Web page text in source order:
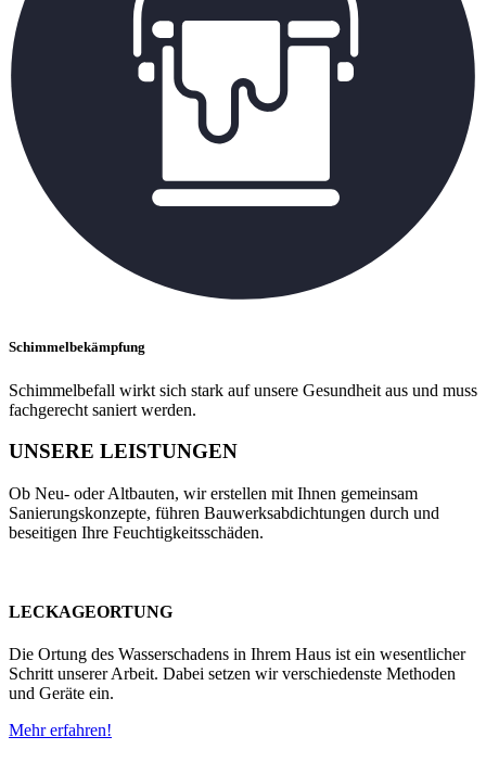
Schimmelbekämpfung
Schimmelbefall wirkt sich stark auf unsere Gesundheit aus und muss
fachgerecht saniert werden.
UNSERE LEISTUNGEN
Ob Neu- oder Altbauten, wir erstellen mit Ihnen gemeinsam
Sanierungskonzepte, führen Bauwerksabdichtungen durch und
beseitigen Ihre Feuchtigkeitsschäden.
LECKAGEORTUNG
Die Ortung des Wasserschadens in Ihrem Haus ist ein wesentlicher
Schritt unserer Arbeit. Dabei setzen wir verschiedenste Methoden
und Geräte ein.
Mehr erfahren!